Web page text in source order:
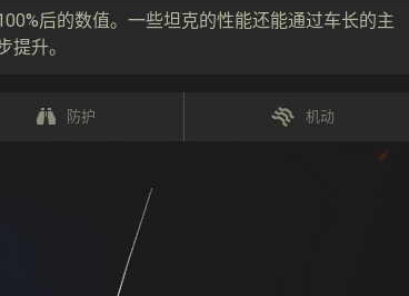
后的数值。一些坦克的性能还能通过车长的主
升。
防护 机动